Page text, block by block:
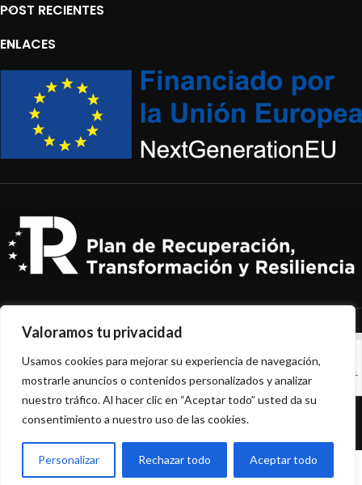
Valoramos tu privacidad
Usamos cookies para mejorar su experiencia de navegación,
mostrarle anuncios o contenidos personalizados y analizar
nuestro tráfico. Al hacer clic en “Aceptar todo” usted da su
consentimiento a nuestro uso de las cookies.
Personalizar Rechazar todo Aceptar todo
POST RECIENTES
ENLACES
NEPACKPLUS2022 CREATED BY HADBOS.
0